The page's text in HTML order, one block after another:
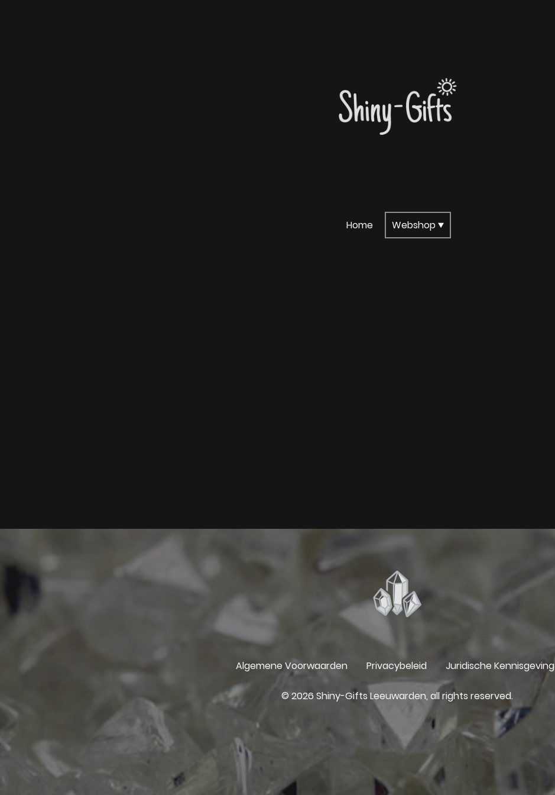
Home Webshop
Algemene Voorwaarden Privacybeleid Juridische Kennisgeving
© 2026 Shiny-Gifts Leeuwarden, all rights reserved.